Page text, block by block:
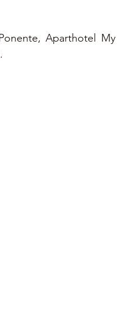
Aparthotel My